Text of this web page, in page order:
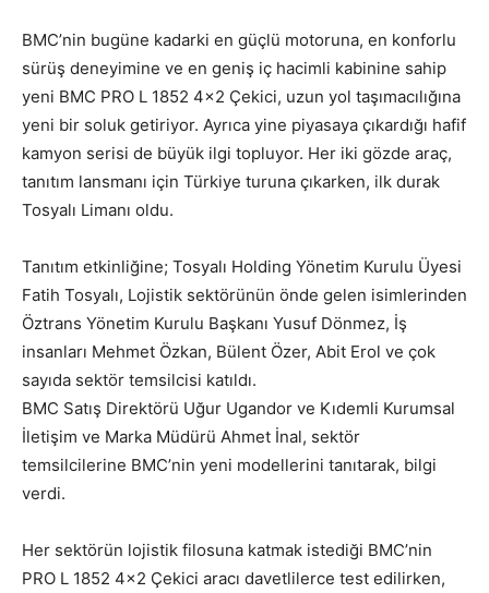
BMC’nin bugüne kadarki en güçlü motoruna, en konforlu
sürüş deneyimine ve en geniş iç hacimli kabinine sahip
yeni BMC PRO L 1852 4×2 Çekici, uzun yol taşımacılığına
yeni bir soluk getiriyor. Ayrıca yine piyasaya çıkardığı hafif
kamyon serisi de büyük ilgi topluyor. Her iki gözde araç,
tanıtım lansmanı için Türkiye turuna çıkarken, ilk durak
Tosyalı Limanı oldu.
Tanıtım etkinliğine; Tosyalı Holding Yönetim Kurulu Üyesi
Fatih Tosyalı, Lojistik sektörünün önde gelen isimlerinden
Öztrans Yönetim Kurulu Başkanı Yusuf Dönmez, İş
insanları Mehmet Özkan, Bülent Özer, Abit Erol ve çok
sayıda sektör temsilcisi katıldı.
BMC Satış Direktörü Uğur Ugandor ve Kıdemli Kurumsal
İletişim ve Marka Müdürü Ahmet İnal, sektör
temsilcilerine BMC’nin yeni modellerini tanıtarak, bilgi
verdi.
Her sektörün lojistik filosuna katmak istediği BMC’nin
PRO L 1852 4×2 Çekici aracı davetlilerce test edilirken,